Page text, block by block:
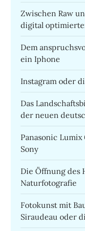
Zwischen Raw
digital
Dem
ein Iphone
Instagram oder
Das
der neuen
Panasonic Lumix
Sony
Die Öffnung des
Naturfotografie
Fotokunst mit
Siraudeau oder